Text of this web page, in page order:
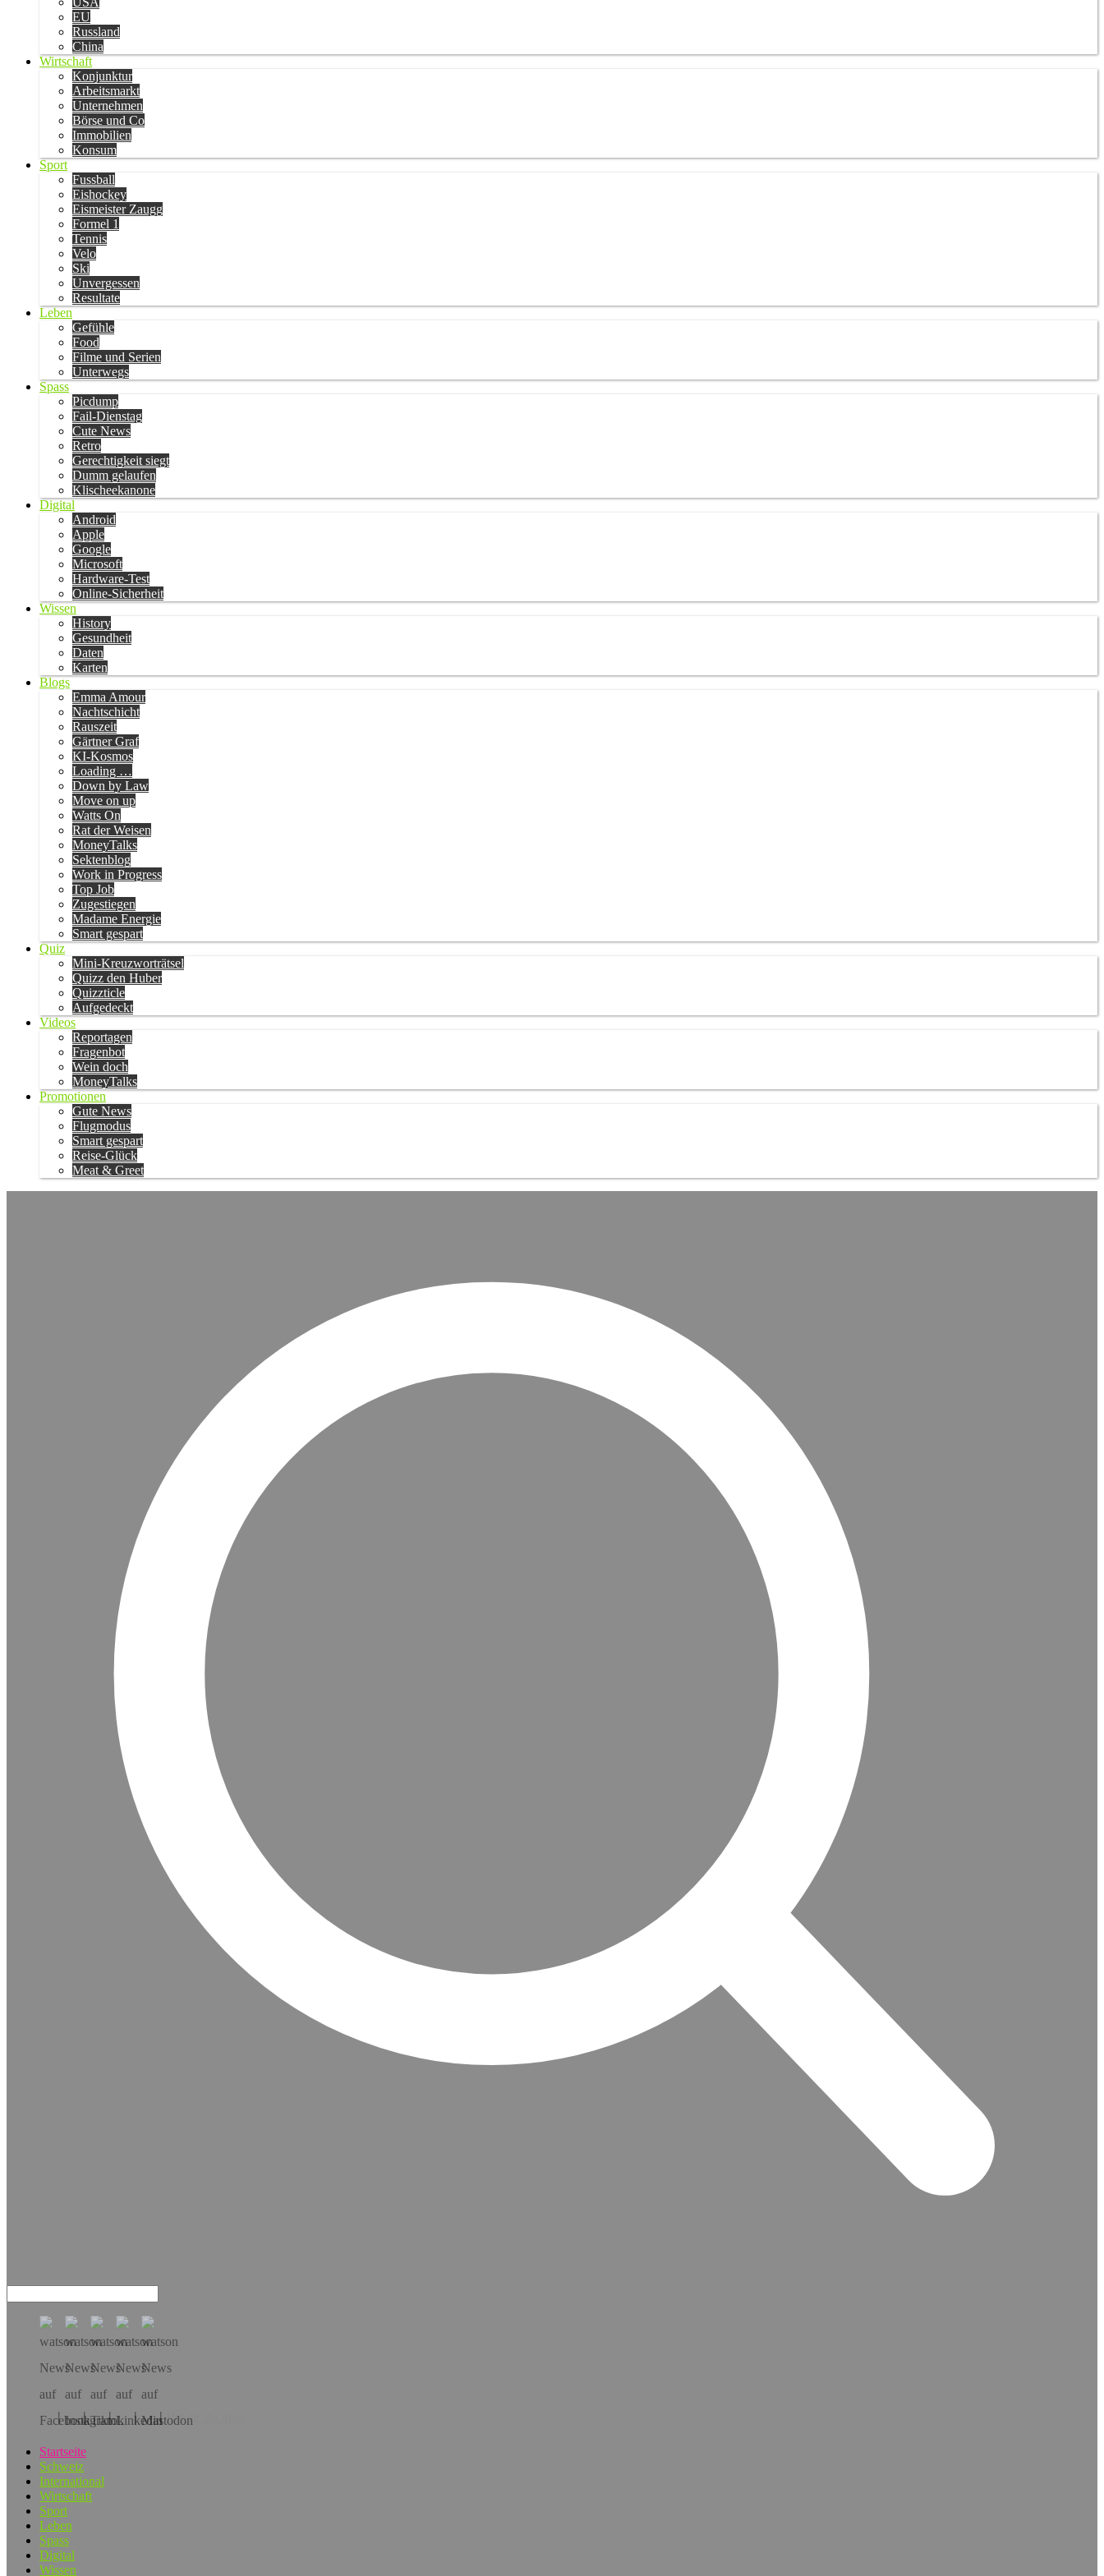
EU
Russland
China
Wirtschaft
Konjunktur
Arbeitsmarkt
Unternehmen
Börse und Co
Immobilien
Konsum
Sport
Fussball
Eishockey
Eismeister Zaugg
Formel 1
Tennis
Velo
Ski
Unvergessen
Resultate
Leben
Gefühle
Food
Filme und Serien
Unterwegs
Spass
Picdump
Fail-Dienstag
Cute News
Retro
Gerechtigkeit siegt
Dumm gelaufen
Klischeekanone
Digital
Android
Apple
Google
Microsoft
Hardware-Test
Online-Sicherheit
Wissen
History
Gesundheit
Daten
Karten
Blogs
Emma Amour
Nachtschicht
Rauszeit
Gärtner Graf
KI-Kosmos
Loading …
Down by Law
Move on up
Watts On
Rat der Weisen
MoneyTalks
Sektenblog
Work in Progress
Top Job
Zugestiegen
Madame Energie
Smart gespart
Quiz
Mini-Kreuzworträtsel
Quizz den Huber
Quizzticle
Aufgedeckt
Videos
Reportagen
Fragenbot
Wein doch
MoneyTalks
Promotionen
Gute News
Flugmodus
Smart gespart
Reise-Glück
Meat & Greet
Hol dir die App!
Startseite
Schweiz
International
Wirtschaft
Sport
Leben
Spass
Digital
Wissen